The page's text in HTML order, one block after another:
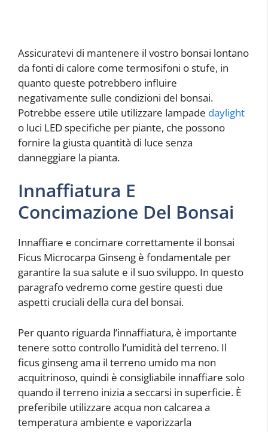
Assicuratevi di mantenere il vostro bonsai lontano
da fonti di calore come termosifoni o stufe, in
quanto queste potrebbero influire
negativamente sulle condizioni del bonsai.
Potrebbe essere utile utilizzare lampade daylight
o luci LED specifiche per piante, che possono
fornire la giusta quantità di luce senza
danneggiare la pianta.
Innaffiatura E
Concimazione Del Bonsai
Innaffiare e concimare correttamente il bonsai
Ficus Microcarpa Ginseng è fondamentale per
garantire la sua salute e il suo sviluppo. In questo
paragrafo vedremo come gestire questi due
aspetti cruciali della cura del bonsai.
Per quanto riguarda l’innaffiatura, è importante
tenere sotto controllo l’umidità del terreno. Il
ficus ginseng ama il terreno umido ma non
acquitrinoso, quindi è consigliabile innaffiare solo
quando il terreno inizia a seccarsi in superficie. È
preferibile utilizzare acqua non calcarea a
temperatura ambiente e vaporizzarla